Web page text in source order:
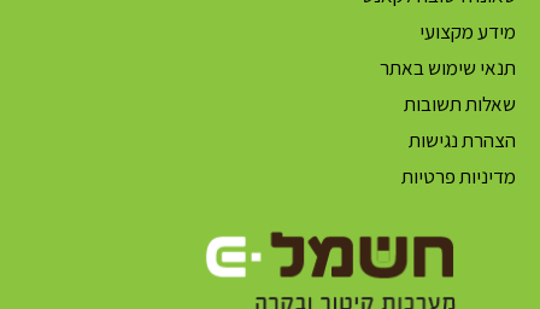
מידע מקצועי
תנאי שימוש באתר
שאלות תשובות
הצהרת נגישות
מדיניות פרטיות